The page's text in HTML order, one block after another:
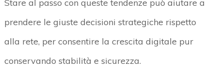
Stare al passo con queste tendenze può aiutare a
prendere le giuste decisioni strategiche rispetto
alla rete, per consentire la crescita digitale pur
conservando stabilità e sicurezza.